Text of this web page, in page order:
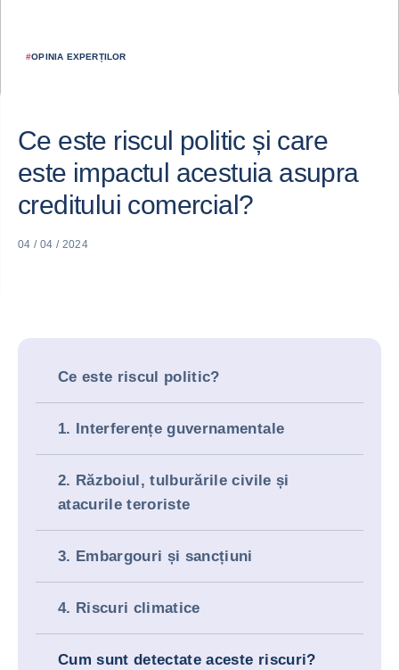
#OPINIA EXPERȚILOR
Ce este riscul politic și care
este impactul acestuia asupra
creditului comercial?
04 / 04 / 2024
Ce este riscul politic?
1. Interferențe guvernamentale
2. Războiul, tulburările civile și
atacurile teroriste
3. Embargouri și sancțiuni
4. Riscuri climatice
Cum sunt detectate aceste riscuri?